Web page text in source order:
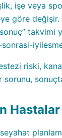
işe veya
göre
takvimi
riski,
seyahat